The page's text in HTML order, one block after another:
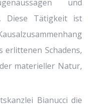
und
Diese Tätigkeit ist
erlittenen Schadens,
materieller Natur,
Bianucci die